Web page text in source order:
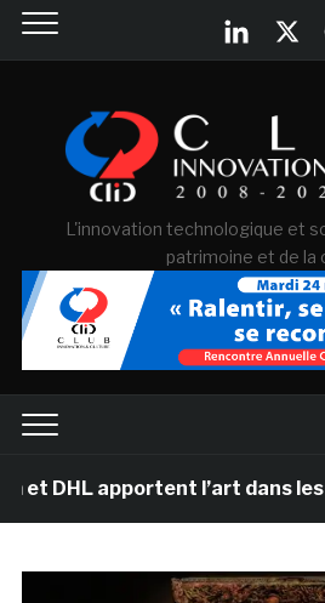
L'innovation technologique et
patrimoine et de la
apportent l’art dans les salles